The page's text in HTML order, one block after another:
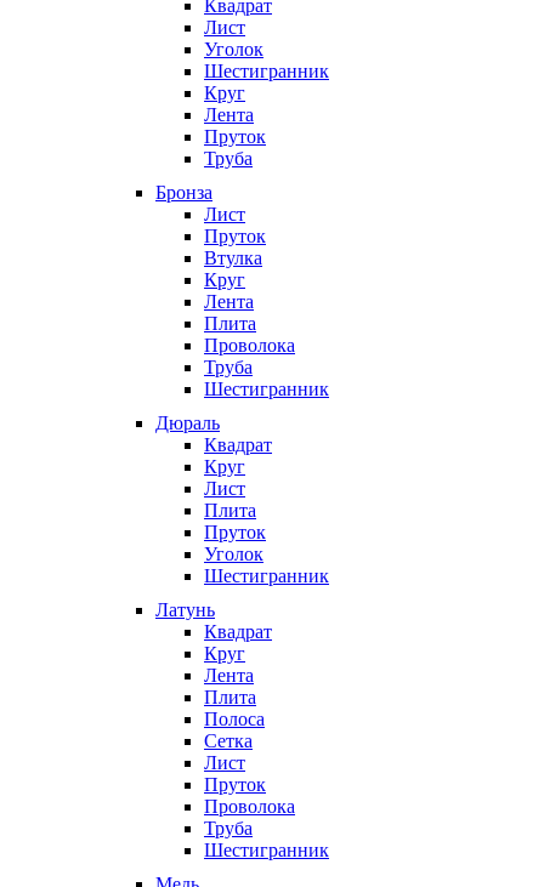
Квадрат
Лист
Уголок
Шестигранник
Круг
Лента
Пруток
Труба
Бронза
Лист
Пруток
Втулка
Круг
Лента
Плита
Проволока
Труба
Шестигранник
Дюраль
Квадрат
Круг
Лист
Плита
Пруток
Уголок
Шестигранник
Латунь
Квадрат
Круг
Лента
Плита
Полоса
Сетка
Лист
Пруток
Проволока
Труба
Шестигранник